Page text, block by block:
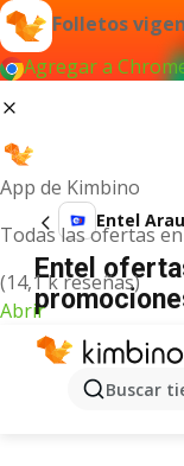
Folletos
Agregar a
App de Kimbino
Todas las ofertas
(14,1 k reseñas)
Abrir
Buscar
Entel
Entel